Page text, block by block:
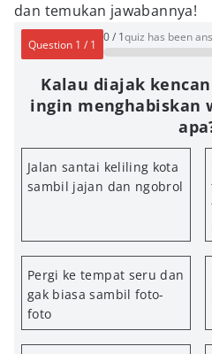
dan temukan jawabannya!
Question 1 / 1
0/ 1quiz has been
Kalau diajak
ingin menghabiskan
Jalan santai keliling kota
sambil jajan dan ngobrol
Pergi ke tempat seru dan
gak biasa sambil foto-
foto